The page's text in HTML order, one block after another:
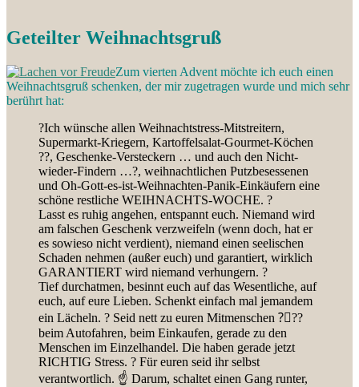
Geteilter Weihnachtsgruß
Zum vierten Advent möchte ich euch einen
Weihnachtsgruß schenken, der mir zugetragen wurde und mich sehr
berührt hat:
?Ich wünsche allen Weihnachtstress-Mitstreitern,
Supermarkt-Kriegern, Kartoffelsalat-Gourmet-Köchen
??, Geschenke-Versteckern … und auch den Nicht-
wieder-Findern …?, weihnachtlichen Putzbesessenen
und Oh-Gott-es-ist-Weihnachten-Panik-Einkäufern eine
schöne restliche WEIHNACHTS-WOCHE. ?
Lasst es ruhig angehen, entspannt euch. Niemand wird
am falschen Geschenk verzweifeln (wenn doch, hat er
es sowieso nicht verdient), niemand einen seelischen
Schaden nehmen (außer euch) und garantiert, wirklich
GARANTIERT wird niemand verhungern. ?
Tief durchatmen, besinnt euch auf das Wesentliche, auf
euch, auf eure Lieben. Schenkt einfach mal jemandem
ein Lächeln. ? Seid nett zu euren Mitmenschen ?‍❤‍?‍?
beim Autofahren, beim Einkaufen, gerade zu den
Menschen im Einzelhandel. Die haben gerade jetzt
RICHTIG Stress. ? Für euren seid ihr selbst
verantwortlich. ☝ Darum, schaltet einen Gang runter,